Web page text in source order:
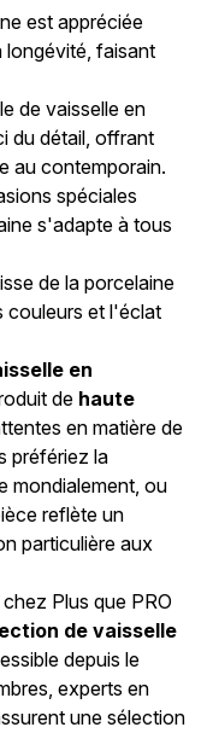
est appréciée
longévité, faisant
de vaisselle en
du détail, offrant
au contemporain.
spéciales
s'adapte à tous
de la porcelaine
couleurs et l'éclat
en
de haute
en matière de
préfériez la
mondialement, ou
reflète un
particulière aux
chez Plus que PRO
de vaisselle
depuis le
experts en
une sélection